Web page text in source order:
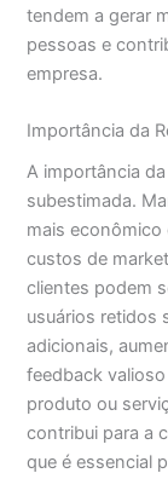
tendem a gerar
pessoas e
empresa.
Importância da
A importância
subestimada.
mais econômico
custos de
clientes podem
usuários retidos
adicionais,
feedback
produto ou
contribui para a
que é essencial